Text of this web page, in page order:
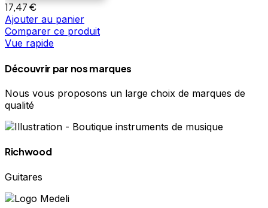
17,47€
Ajouter au panier
Comparer ce produit
Vue rapide
Découvrir par nos marques
Nous vous proposons un large choix de marques de
qualité
Richwood
Guitares